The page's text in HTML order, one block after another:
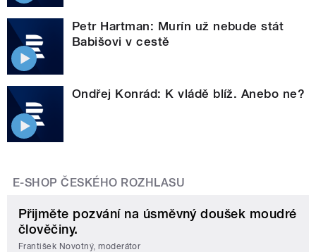
Petr Hartman: Murín už nebude stát
Babišovi v cestě
Ondřej Konrád: K vládě blíž. Anebo ne?
E-SHOP ČESKÉHO ROZHLASU
Přijměte pozvání na úsměvný doušek moudré
člověčiny.
František Novotný, moderátor